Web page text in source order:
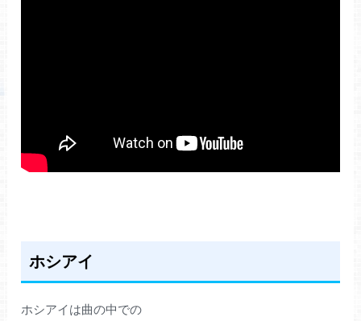
ホシアイ
ホシアイは曲の中での